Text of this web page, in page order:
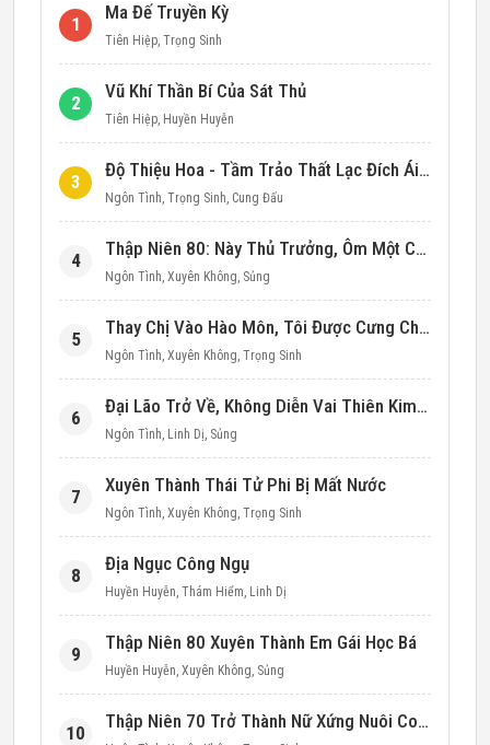
1
Ma Đế Truyền Kỳ
Tiên Hiệp, Trọng Sinh
2
Vũ Khí Thần Bí Của Sát Thủ
Tiên Hiệp, Huyền Huyễn
3
Độ Thiệu Hoa - Tầm Trảo Thất Lạc Đích Ái Tình
Ngôn Tình, Trọng Sinh, Cung Đấu
4
Thập Niên 80: Này Thủ Trưởng, Ôm Một Cái Đi!
Ngôn Tình, Xuyên Không, Sủng
5
Thay Chị Vào Hào Môn, Tôi Được Cưng Chiều Hết Mực (Thập Niên 90)
Ngôn Tình, Xuyên Không, Trọng Sinh
6
Đại Lão Trở Về, Không Diễn Vai Thiên Kim Giả Nữa
Ngôn Tình, Linh Dị, Sủng
7
Xuyên Thành Thái Tử Phi Bị Mất Nước
Ngôn Tình, Xuyên Không, Trọng Sinh
8
Địa Ngục Công Ngụ
Huyền Huyễn, Thám Hiểm, Linh Dị
9
Thập Niên 80 Xuyên Thành Em Gái Học Bá
Huyền Huyễn, Xuyên Không, Sủng
10
Thập Niên 70 Trở Thành Nữ Xứng Nuôi Con Làm Giàu